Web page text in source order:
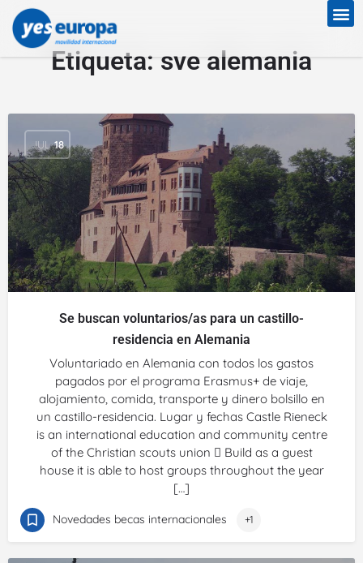
Etiqueta:sve alemania
JUL 18
Se buscan voluntarios/as para un castillo-
residencia en Alemania
Voluntariado en Alemania con todos los gastos
pagados por el programa Erasmus+ de viaje,
alojamiento, comida, transporte y dinero bolsillo en
un castillo-residencia. Lugar y fechas Castle Rieneck
is an international education and community centre
of the Christian scouts union  Build as a guest
house it is able to host groups throughout the year
[…]
Novedades becas internacionales +1